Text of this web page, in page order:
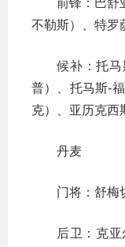
不勒斯）、特罗
候补：托
普）、托马斯-
克）、亚历克西
丹麦
门将：舒梅
后卫：克